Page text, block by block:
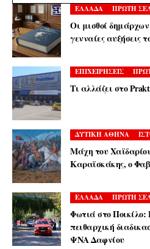
ΕΛΛΑΔΑ ΠΡΩΤΗ
Οι μισθοί
γενναίες αυξήσεις
ΕΠΙΧΕΙΡΗΣΕΙΣ
Τι αλλάζει στο
ΔΥΤΙΚΗ ΑΘΗΝΑ
Μάχη του
Καραϊσκάκης, ο
ΕΛΛΑΔΑ ΠΡΩΤΗ
Φωτιά στο Ποικίλο:
πειθαρχική
ΨΝΑ Δαφνίου